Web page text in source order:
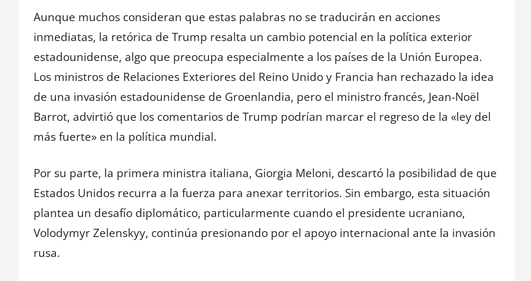
Aunque muchos consideran que estas palabras no se traducirán en acciones
inmediatas, la retórica de Trump resalta un cambio potencial en la política exterior
estadounidense, algo que preocupa especialmente a los países de la Unión Europea.
Los ministros de Relaciones Exteriores del Reino Unido y Francia han rechazado la idea
de una invasión estadounidense de Groenlandia, pero el ministro francés, Jean-Noël
Barrot, advirtió que los comentarios de Trump podrían marcar el regreso de la «ley del
más fuerte» en la política mundial.
Por su parte, la primera ministra italiana, Giorgia Meloni, descartó la posibilidad de que
Estados Unidos recurra a la fuerza para anexar territorios. Sin embargo, esta situación
plantea un desafío diplomático, particularmente cuando el presidente ucraniano,
Volodymyr Zelenskyy, continúa presionando por el apoyo internacional ante la invasión
rusa.